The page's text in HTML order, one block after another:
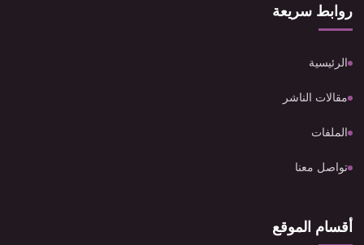
روابط سريعة
الرئيسية
مقالات الناشر
الملفات
تواصل معنا
أقسام الموقع